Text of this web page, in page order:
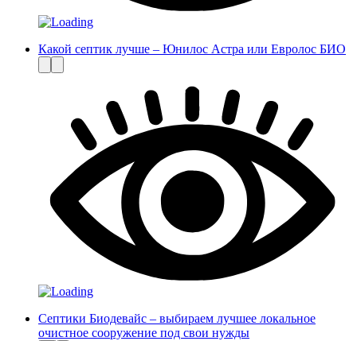
Какой септик лучше – Юнилос Астра или Евролос БИО
Септики Биодевайс – выбираем лучшее локальное
очистное сооружение под свои нужды